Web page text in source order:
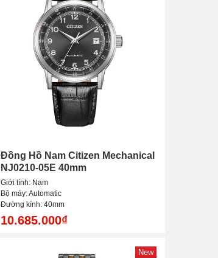
Đồng Hồ Nam Citizen Mechanical
NJ0210-05E 40mm
Giới tính: Nam
Bộ máy: Automatic
Đường kính: 40mm
10.685.000₫
New